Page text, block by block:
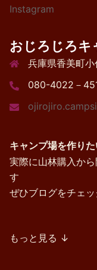
Instagram
おじろじろキ
兵庫県香美町
080-4022－
キャンプ場を作り
実際に山林購入か
す
ぜひブログをチェ
もっと見る ↓